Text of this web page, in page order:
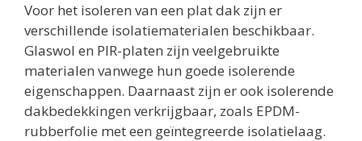
Voor het isoleren van een plat dak zijn er
verschillende isolatiematerialen beschikbaar.
Glaswol en PIR-platen zijn veelgebruikte
materialen vanwege hun goede isolerende
eigenschappen. Daarnaast zijn er ook isolerende
dakbedekkingen verkrijgbaar, zoals EPDM-
rubberfolie met een geïntegreerde isolatielaag.